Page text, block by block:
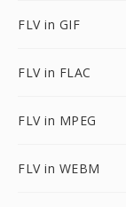
FLV in GIF
FLV in FLAC
FLV in MPEG
FLV in WEBM